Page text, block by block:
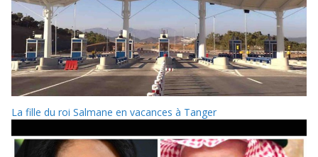
La fille du roi Salmane en vacances à Tanger